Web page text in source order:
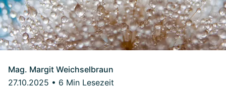
Mag. Margit Weichselbraun
27.10.2025 • 6 Min Lesezeit